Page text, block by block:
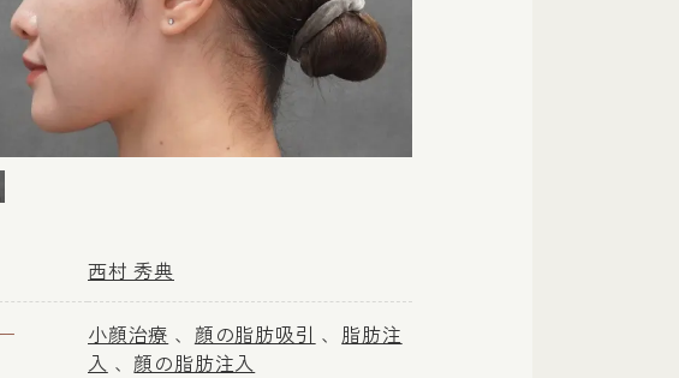
西村 秀典
小顔治療 顔の脂肪吸引
脂肪注
入
顔の脂肪注入